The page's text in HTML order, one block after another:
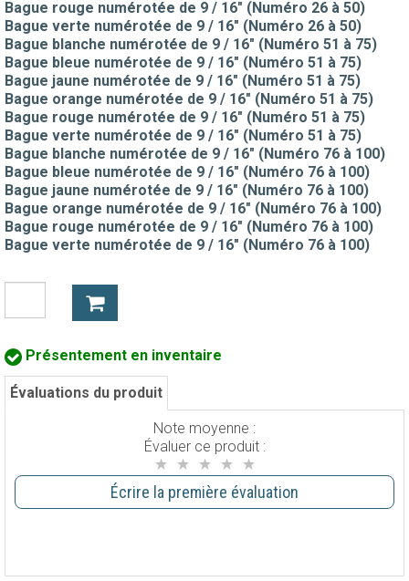
Bague rouge numérotée de 9 / 16" (Numéro 26 à 50)
Bague verte numérotée de 9 / 16" (Numéro 26 à 50)
Bague blanche numérotée de 9 / 16" (Numéro 51 à 75)
Bague bleue numérotée de 9 / 16" (Numéro 51 à 75)
Bague jaune numérotée de 9 / 16" (Numéro 51 à 75)
Bague orange numérotée de 9 / 16" (Numéro 51 à 75)
Bague rouge numérotée de 9 / 16" (Numéro 51 à 75)
Bague verte numérotée de 9 / 16" (Numéro 51 à 75)
Bague blanche numérotée de 9 / 16" (Numéro 76 à 100)
Bague bleue numérotée de 9 / 16" (Numéro 76 à 100)
Bague jaune numérotée de 9 / 16" (Numéro 76 à 100)
Bague orange numérotée de 9 / 16" (Numéro 76 à 100)
Bague rouge numérotée de 9 / 16" (Numéro 76 à 100)
Bague verte numérotée de 9 / 16" (Numéro 76 à 100)
Présentement en inventaire
Évaluations du produit
Note moyenne :
Évaluer ce produit :
Écrire la première évaluation